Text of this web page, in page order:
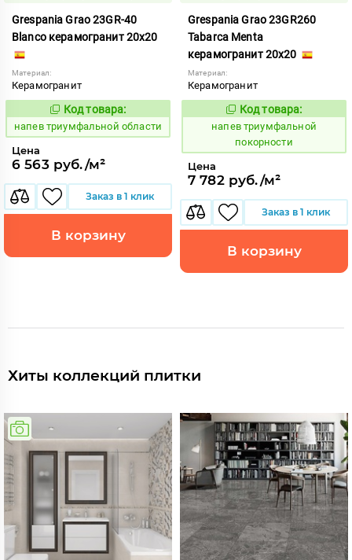
Grespania Grao 23GR-40
Blanco керамогранит 20x20
Материал:
Керамогранит
1091188
Код товара:
напев триумфальной области
Цена
6 563 руб./м²
Заказ в 1 клик
В корзину
Grespania Grao 23GR260
Tabarca Menta
керамогранит 20x20
Материал:
Керамогранит
1091197
Код товара:
напев триумфальной
покорности
Цена
7 782 руб./м²
Заказ в 1 клик
В корзину
Хиты коллекций плитки